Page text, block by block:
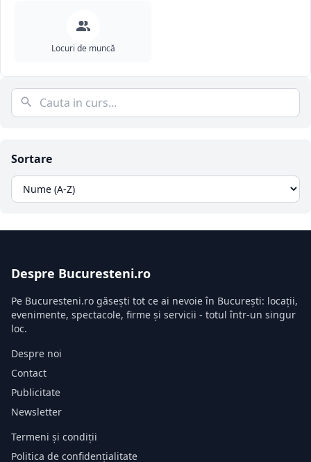
Sortare
Locuri de muncă
Despre Bucuresteni.ro
Pe Bucuresteni.ro găsești tot ce ai nevoie în București: locații,
evenimente, spectacole, firme și servicii - totul într-un singur
loc.
Despre noi
Contact
Publicitate
Newsletter
Termeni și condiții
Politica de confidențialitate